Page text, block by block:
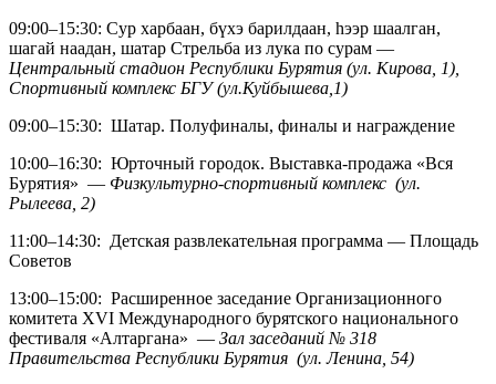
09:00–15:30: Сур харбаан, бүхэ барилдаан, hээр шаалган,
шагай наадан, шатар Стрельба из лука по сурам —
Центральный стадион Республики Бурятия (ул. Кирова, 1),
Спортивный комплекс БГУ (ул.Куйбышева,1)
09:00–15:30: Шатар. Полуфиналы, финалы и награждение
10:00–16:30: Юрточный городок. Выставка-продажа «Вся
Бурятия» — Физкультурно-спортивный комплекс (ул.
Рылеева, 2)
11:00–14:30: Детская развлекательная программа — Площадь
Советов
13:00–15:00: Расширенное заседание Организационного
комитета XVI Международного бурятского национального
фестиваля «Алтаргана» — Зал заседаний № 318
Правительства Республики Бурятия (ул. Ленина, 54)